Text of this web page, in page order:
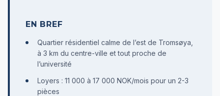
EN BREF
Quartier résidentiel calme de l’est de Tromsøya,
à 3 km du centre-ville et tout proche de
l’université
Loyers : 11 000 à 17 000 NOK/mois pour un 2-3
pièces